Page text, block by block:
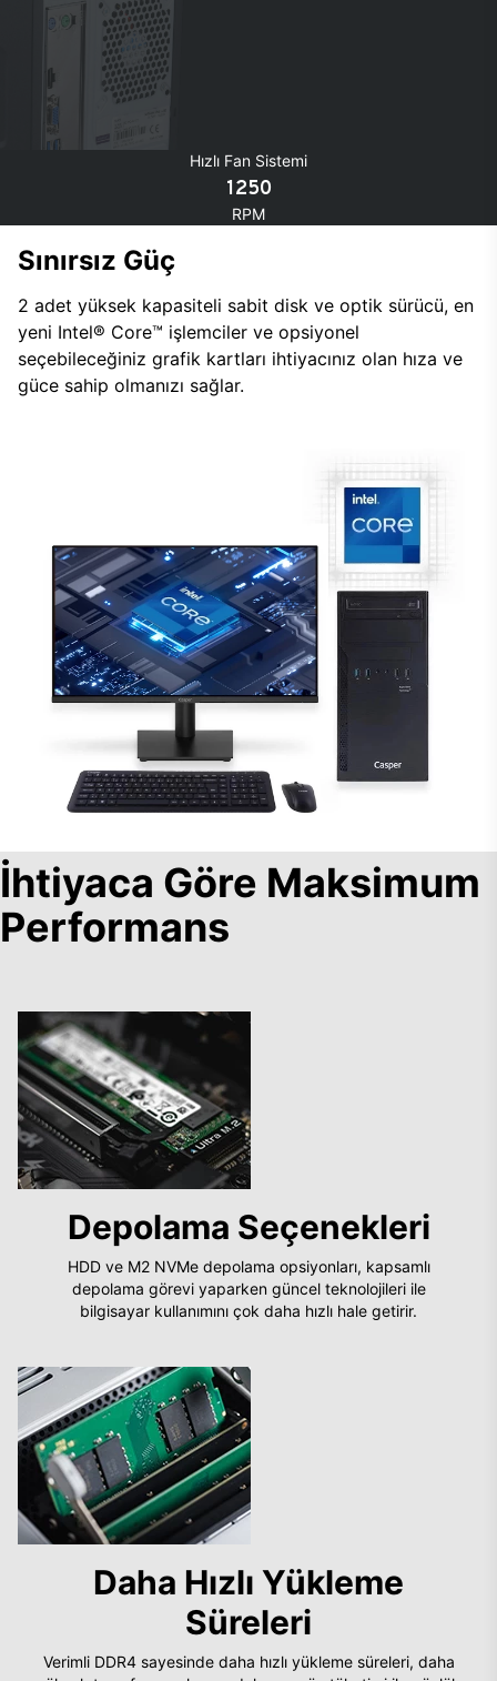
Hızlı Fan Sistemi
1250
RPM
Sınırsız Güç
2 adet yüksek kapasiteli sabit disk ve optik sürücü, en
yeni Intel® Core™ işlemciler ve opsiyonel
seçebileceğiniz grafik kartları ihtiyacınız olan hıza ve
güce sahip olmanızı sağlar.
İhtiyaca Göre Maksimum
Performans
Depolama Seçenekleri
HDD ve M2 NVMe depolama opsiyonları, kapsamlı
depolama görevi yaparken güncel teknolojileri ile
bilgisayar kullanımını çok daha hızlı hale getirir.
Daha Hızlı Yükleme
Süreleri
Verimli DDR4 sayesinde daha hızlı yükleme süreleri, daha